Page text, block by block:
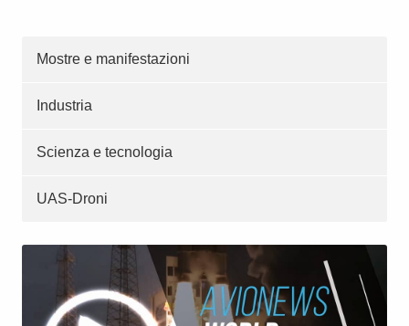
Mostre e manifestazioni
Industria
Scienza e tecnologia
UAS-Droni